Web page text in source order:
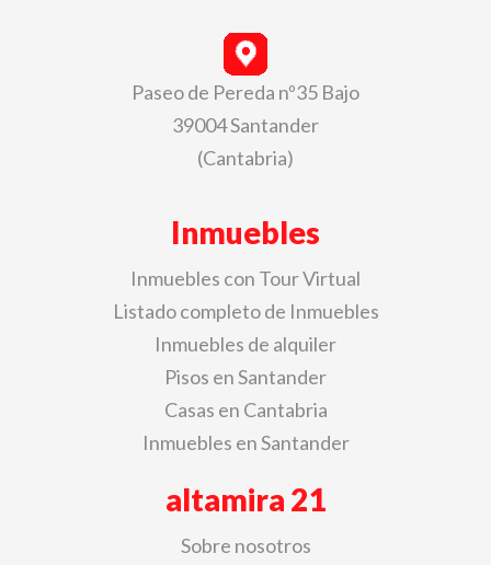
Paseo de Pereda nº35 Bajo
39004 Santander
(Cantabria)
Inmuebles
Inmuebles con Tour Virtual
Listado completo de Inmuebles
Inmuebles de alquiler
Pisos en Santander
Casas en Cantabria
Inmuebles en Santander
altamira 21
Sobre nosotros